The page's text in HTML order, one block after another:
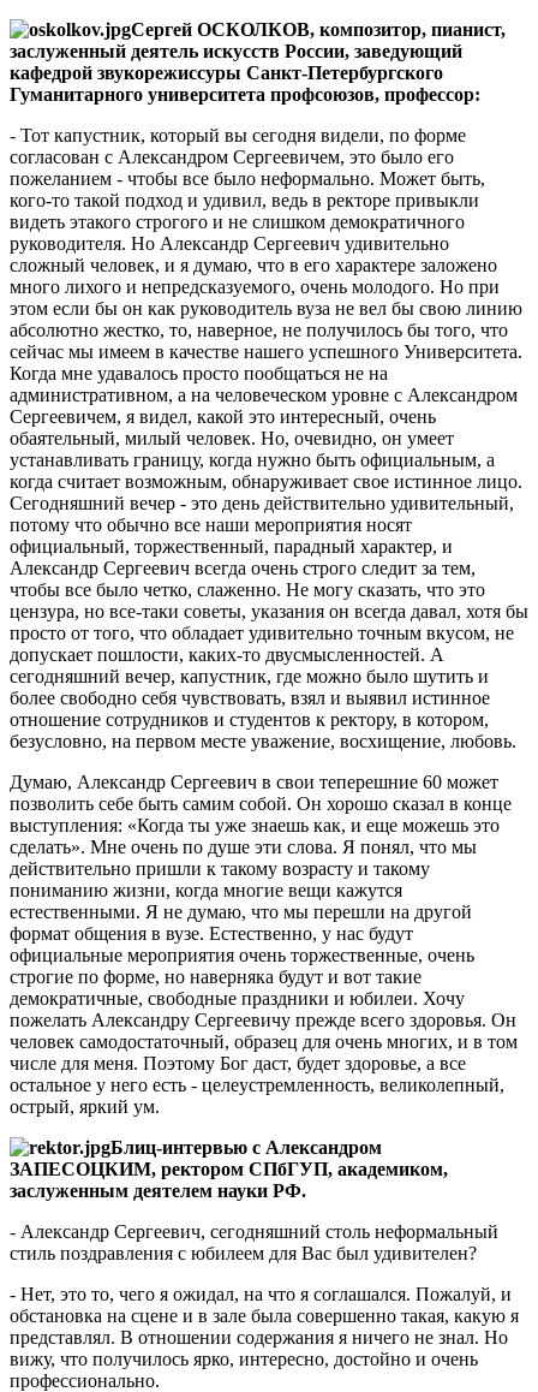
Сергей ОСКОЛКОВ, композитор, пианист,
заслуженный деятель искусств России, заведующий
кафедрой звукорежиссуры Санкт-Петербургского
Гуманитарного университета профсоюзов, профессор:
- Тот капустник, который вы сегодня видели, по форме
согласован с Александром Сергеевичем, это было его
пожеланием - чтобы все было неформально. Может быть,
кого-то такой подход и удивил, ведь в ректоре привыкли
видеть этакого строгого и не слишком демократичного
руководителя. Но Александр Сергеевич удивительно
сложный человек, и я думаю, что в его характере заложено
много лихого и непредсказуемого, очень молодого. Но при
этом если бы он как руководитель вуза не вел бы свою линию
абсолютно жестко, то, наверное, не получилось бы того, что
сейчас мы имеем в качестве нашего успешного Университета.
Когда мне удавалось просто пообщаться не на
административном, а на человеческом уровне с Александром
Сергеевичем, я видел, какой это интересный, очень
обаятельный, милый человек. Но, очевидно, он умеет
устанавливать границу, когда нужно быть официальным, а
когда считает возможным, обнаруживает свое истинное лицо.
Сегодняшний вечер - это день действительно удивительный,
потому что обычно все наши мероприятия носят
официальный, торжественный, парадный характер, и
Александр Сергеевич всегда очень строго следит за тем,
чтобы все было четко, слаженно. Не могу сказать, что это
цензура, но все-таки советы, указания он всегда давал, хотя бы
просто от того, что обладает удивительно точным вкусом, не
допускает пошлости, каких-то двусмысленностей. А
сегодняшний вечер, капустник, где можно было шутить и
более свободно себя чувствовать, взял и выявил истинное
отношение сотрудников и студентов к ректору, в котором,
безусловно, на первом месте уважение, восхищение, любовь.
Думаю, Александр Сергеевич в свои теперешние 60 может
позволить себе быть самим собой. Он хорошо сказал в конце
выступления: «Когда ты уже знаешь как, и еще можешь это
сделать». Мне очень по душе эти слова. Я понял, что мы
действительно пришли к такому возрасту и такому
пониманию жизни, когда многие вещи кажутся
естественными. Я не думаю, что мы перешли на другой
формат общения в вузе. Естественно, у нас будут
официальные мероприятия очень торжественные, очень
строгие по форме, но наверняка будут и вот такие
демократичные, свободные праздники и юбилеи. Хочу
пожелать Александру Сергеевичу прежде всего здоровья. Он
человек самодостаточный, образец для очень многих, и в том
числе для меня. Поэтому Бог даст, будет здоровье, а все
остальное у него есть - целеустремленность, великолепный,
острый, яркий ум.
Блиц-интервью с Александром
ЗАПЕСОЦКИМ, ректором СПбГУП, академиком,
заслуженным деятелем науки РФ.
- Александр Сергеевич, сегодняшний столь неформальный
стиль поздравления с юбилеем для Вас был удивителен?
- Нет, это то, чего я ожидал, на что я соглашался. Пожалуй, и
обстановка на сцене и в зале была совершенно такая, какую я
представлял. В отношении содержания я ничего не знал. Но
вижу, что получилось ярко, интересно, достойно и очень
профессионально.